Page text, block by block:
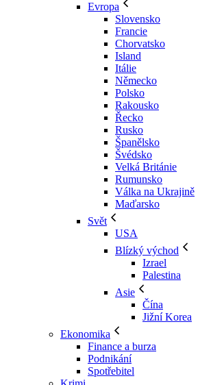
Evropa
Slovensko
Francie
Chorvatsko
Island
Itálie
Německo
Polsko
Rakousko
Řecko
Rusko
Španělsko
Švédsko
Velká Británie
Rumunsko
Válka na Ukrajině
Maďarsko
Svět
USA
Blízký východ
Izrael
Palestina
Asie
Čína
Jižní Korea
Ekonomika
Finance a burza
Podnikání
Spotřebitel